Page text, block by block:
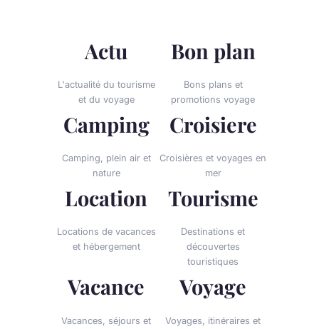
Actu
L'actualité du tourisme
et du voyage
Bon plan
Bons plans et
promotions voyage
Camping
Camping, plein air et
nature
Croisiere
Croisières et voyages en
mer
Location
Locations de vacances
et hébergement
Tourisme
Destinations et
découvertes
touristiques
Vacance
Vacances, séjours et
Voyage
Voyages, itinéraires et